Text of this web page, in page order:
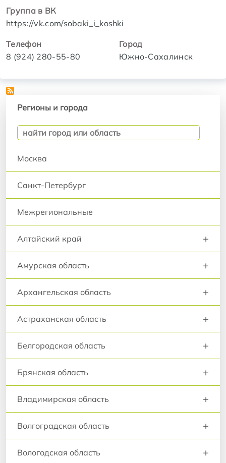
Группа в ВК
https://vk.com/sobaki_i_koshki
Телефон
8 (924) 280-55-80
Город
Южно-Сахалинск
Регионы и города
Москва
Санкт-Петербург
Межрегиональные
Алтайский край +
Амурская область +
Архангельская область +
Астраханская область +
Белгородская область +
Брянская область +
Владимирская область +
Волгоградская область +
Вологодская область +